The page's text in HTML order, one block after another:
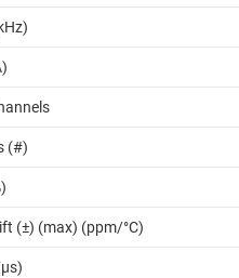
(#)
(±) (max) (ppm/°C)